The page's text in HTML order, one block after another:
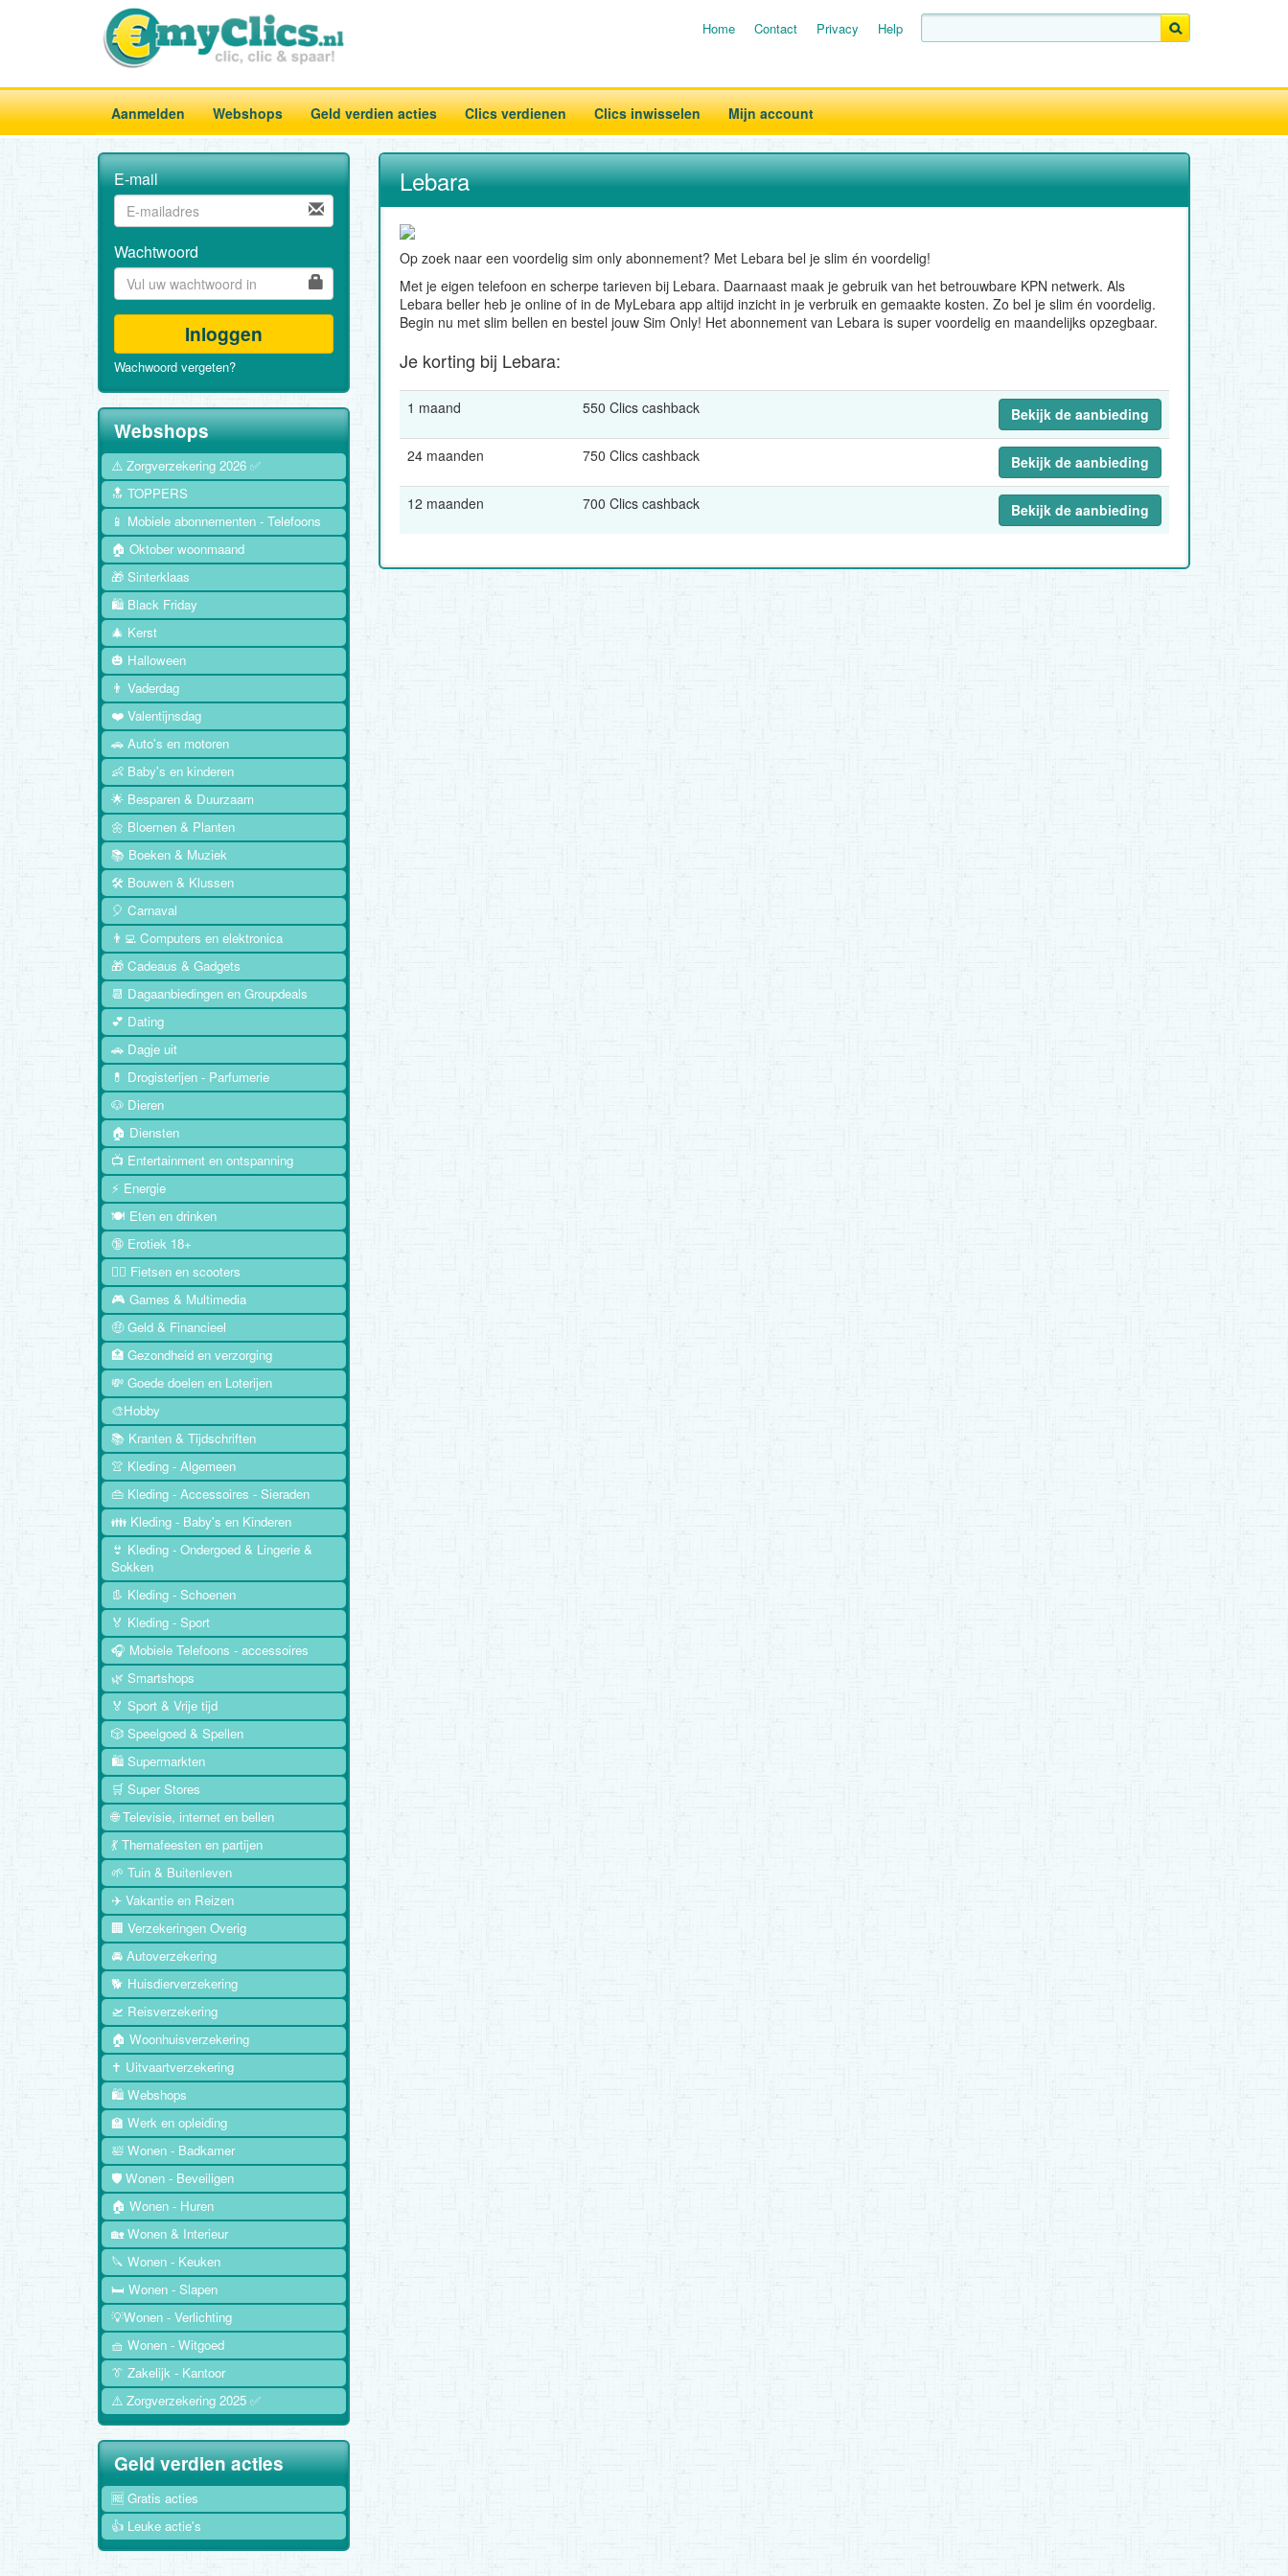
Home Contact Privacy Help
Aanmelden Webshops Geld verdien acties Clics verdienen Clics inwisselen Mijn account
Lebara
Op zoek naar een voordelig sim only abonnement? Met Lebara bel je slim én voordelig!
Met je eigen telefoon en scherpe tarieven bij Lebara. Daarnaast maak je gebruik van het betrouwbare KPN netwerk. Als
Lebara beller heb je online of in de MyLebara app altijd inzicht in je verbruik en gemaakte kosten. Zo bel je slim én voordelig.
Begin nu met slim bellen en bestel jouw Sim Only! Het abonnement van Lebara is super voordelig en maandelijks opzegbaar.
Je korting bij Lebara:
1 maand 550 Clics cashback Bekijk de aanbieding
24 maanden 750 Clics cashback Bekijk de aanbieding
12 maanden 700 Clics cashback Bekijk de aanbieding
E-mail
Wachtwoord
Inloggen
Wachwoord vergeten?
Webshops
⚠️ Zorgverzekering 2026 ✅
🔝 TOPPERS
📱 Mobiele abonnementen - Telefoons
🏠 Oktober woonmaand
🎁 Sinterklaas
🛍️ Black Friday
🎄 Kerst
🎃 Halloween
👨 Vaderdag
❤️ Valentijnsdag
🚗 Auto's en motoren
👶 Baby's en kinderen
🌟 Besparen & Duurzaam
🌼 Bloemen & Planten
📚 Boeken & Muziek
🛠️ Bouwen & Klussen
🎈 Carnaval
👨‍💻 Computers en elektronica
🎁 Cadeaus & Gadgets
📆 Dagaanbiedingen en Groupdeals
💕 Dating
🚗 Dagje uit
💊 Drogisterijen - Parfumerie
🐶 Dieren
🏠 Diensten
📺 Entertainment en ontspanning
⚡ Energie
🍽️ Eten en drinken
🔞 Erotiek 18+
🚴‍♂️ Fietsen en scooters
🎮 Games & Multimedia
🤑 Geld & Financieel
🏥 Gezondheid en verzorging
💸 Goede doelen en Loterijen
🎨Hobby
📚 Kranten & Tijdschriften
👚 Kleding - Algemeen
👜 Kleding - Accessoires - Sieraden
👪 Kleding - Baby's en Kinderen
👙 Kleding - Ondergoed & Lingerie &
Sokken
👢 Kleding - Schoenen
🏅 Kleding - Sport
🎧 Mobiele Telefoons - accessoires
🌿 Smartshops
🏅 Sport & Vrije tijd
🎲 Speelgoed & Spellen
🛍️ Supermarkten
🛒 Super Stores
🌐 Televisie, internet en bellen
💃 Themafeesten en partijen
🌱 Tuin & Buitenleven
✈️ Vakantie en Reizen
🏢 Verzekeringen Overig
🚘 Autoverzekering
🐕 Huisdierverzekering
🛫 Reisverzekering
🏠 Woonhuisverzekering
✝️ Uitvaartverzekering
🛍️ Webshops
🏫 Werk en opleiding
🛀 Wonen - Badkamer
🛡️ Wonen - Beveiligen
🏠 Wonen - Huren
🏡 Wonen & Interieur
🔪 Wonen - Keuken
🛏️ Wonen - Slapen
💡Wonen - Verlichting
🧺 Wonen - Witgoed
👔 Zakelijk - Kantoor
⚠️ Zorgverzekering 2025 ✅
Geld verdien acties
🆓 Gratis acties
👍 Leuke actie's